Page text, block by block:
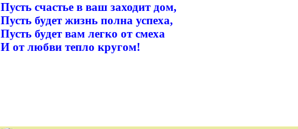
Пусть счастье в ваш заходит дом,
Пусть будет жизнь полна успеха,
Пусть будет вам легко от смеха
И от любви тепло кругом!